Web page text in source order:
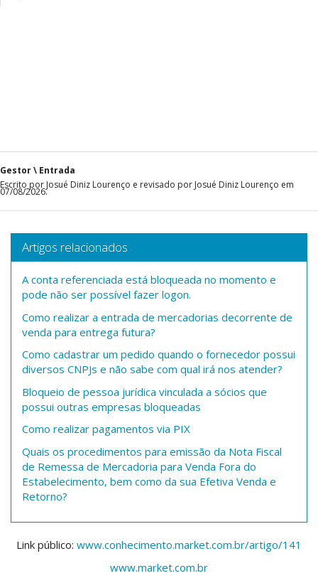
Gestor \ Entrada
Escrito por Josué Diniz Lourenço e revisado por Josué Diniz Lourenço em
07/08/2026.
Artigos relacionados
A conta referenciada está bloqueada no momento e
pode não ser possível fazer logon.
Como realizar a entrada de mercadorias decorrente de
venda para entrega futura?
Como cadastrar um pedido quando o fornecedor possui
diversos CNPJs e não sabe com qual irá nos atender?
Bloqueio de pessoa jurídica vinculada a sócios que
possui outras empresas bloqueadas
Como realizar pagamentos via PIX
Quais os procedimentos para emissão da Nota Fiscal
de Remessa de Mercadoria para Venda Fora do
Estabelecimento, bem como da sua Efetiva Venda e
Retorno?
Link público: www.conhecimento.market.com.br/artigo/141
www.market.com.br